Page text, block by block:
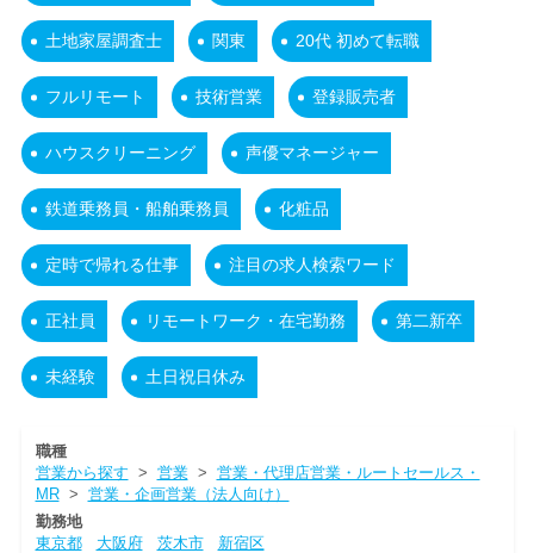
土地家屋調査士 関東 20代 初めて転職
フルリモート 技術営業 登録販売者
ハウスクリーニング 声優マネージャー
鉄道乗務員・船舶乗務員 化粧品
定時で帰れる仕事 注目の求人検索ワード
正社員 リモートワーク・在宅勤務 第二新卒
未経験 土日祝日休み
職種
営業から探す > 営業> 営業・代理店営業・ルートセールス・
MR> 営業・企画営業（法人向け）
勤務地
東京都
大阪府 茨木市
新宿区